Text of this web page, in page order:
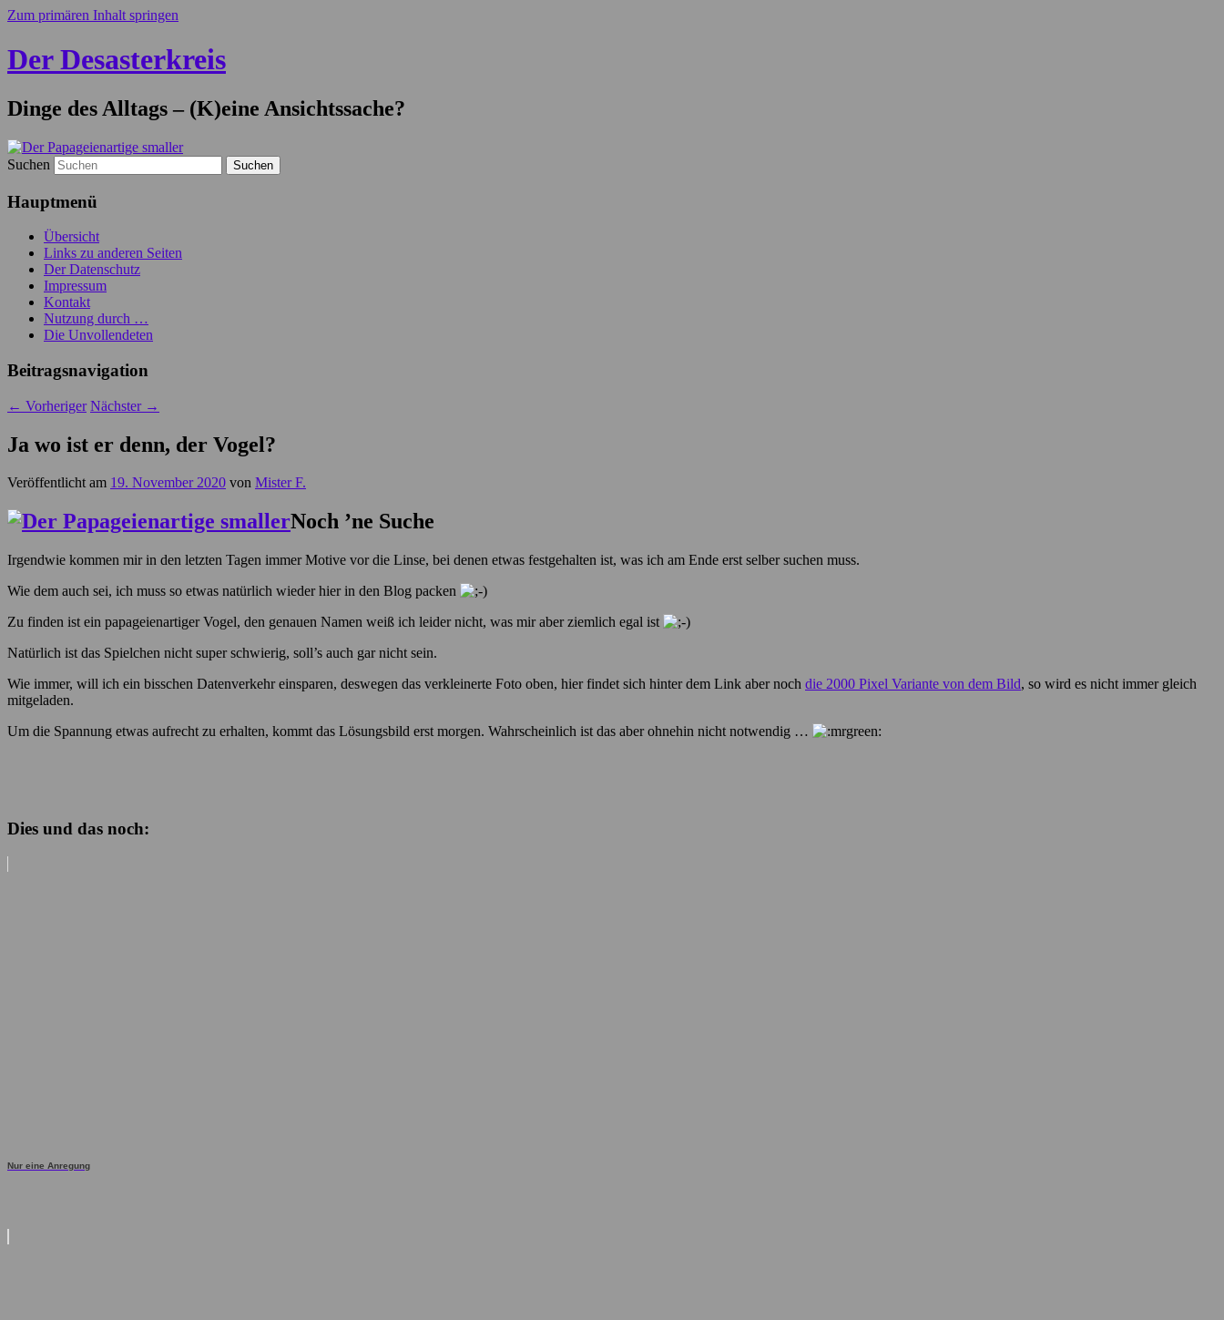
Zum primären Inhalt springen
Der Desasterkreis
Dinge des Alltags – (K)eine Ansichtssache?
Suchen
Hauptmenü
Übersicht
Links zu anderen Seiten
Der Datenschutz
Impressum
Kontakt
Nutzung durch …
Die Unvollendeten
Beitragsnavigation
← Vorheriger Nächster →
Ja wo ist er denn, der Vogel?
Veröffentlicht am 19. November 2020 von Mister F.
Noch ’ne Suche
Irgendwie kommen mir in den letzten Tagen immer Motive vor die Linse, bei denen etwas festgehalten ist, was ich am Ende erst selber suchen muss.
Wie dem auch sei, ich muss so etwas natürlich wieder hier in den Blog packen
Zu finden ist ein papageienartiger Vogel, den genauen Namen weiß ich leider nicht, was mir aber ziemlich egal ist
Natürlich ist das Spielchen nicht super schwierig, soll’s auch gar nicht sein.
Wie immer, will ich ein bisschen Datenverkehr einsparen, deswegen das verkleinerte Foto oben, hier findet sich hinter dem Link aber noch die 2000 Pixel Variante von dem Bild, so wird es nicht immer gleich
mitgeladen.
Um die Spannung etwas aufrecht zu erhalten, kommt das Lösungsbild erst morgen. Wahrscheinlich ist das aber ohnehin nicht notwendig …
Dies und das noch:
Nur eine Anregung